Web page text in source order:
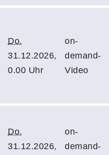
Do.
31.12.2026,
0.00 Uhr
on-
demand-
Video
Do.
31.12.2026,
on-
demand-